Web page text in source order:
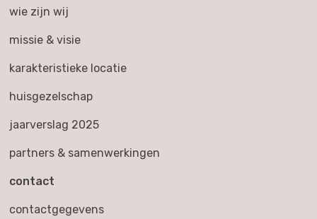
wie zijn wij
missie & visie
karakteristieke locatie
huisgezelschap
jaarverslag 2025
partners & samenwerkingen
contact
contactgegevens